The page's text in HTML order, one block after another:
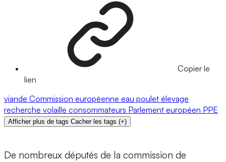
Copier le
lien
viande Commission européenne eau poulet élevage
recherche volaille consommateurs Parlement européen PPE
Afficher plus de tags Cacher les tags (+)
De nombreux députés de la commission de